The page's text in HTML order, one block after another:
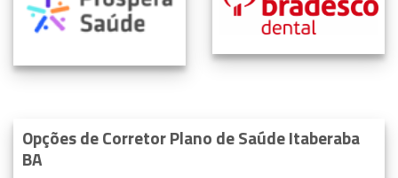
Opções de Corretor Plano de Saúde Itaberaba
BA